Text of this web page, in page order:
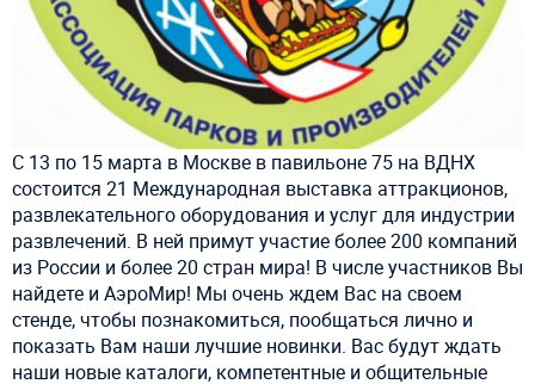
С 13 по 15 марта в Москве в павильоне 75 на ВДНХ
состоится 21 Международная выставка аттракционов,
развлекательного оборудования и услуг для индустрии
развлечений. В ней примут участие более 200 компаний
из России и более 20 стран мира! В числе участников Вы
найдете и АэроМир! Мы очень ждем Вас на своем
стенде, чтобы познакомиться, пообщаться лично и
показать Вам наши лучшие новинки. Вас будут ждать
наши новые каталоги, компетентные и общительные